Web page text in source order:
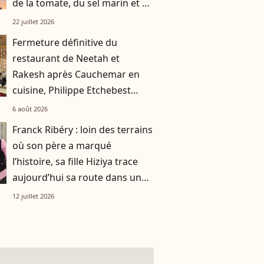
de la tomate, du sel marin et un
smoothie"
22 juillet 2026
Fermeture définitive du
restaurant de Neetah et
Rakesh après Cauchemar en
cuisine, Philippe Etchebest
pensait les avoir sauvés
6 août 2026
Franck Ribéry : loin des terrains
où son père a marqué
l’histoire, sa fille Hiziya trace
aujourd’hui sa route dans un
tout autre univers
12 juillet 2026